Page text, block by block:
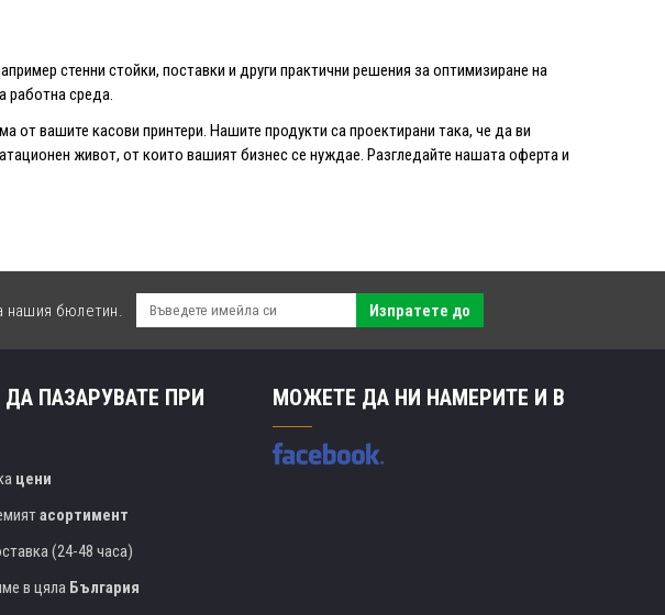
стенни стойки, поставки и други практични решения за оптимизиране на
работна среда.
от вашите касови принтери. Нашите продукти са проектирани така, че да ви
живот, от които вашият бизнес се нуждае. Разгледайте нашата оферта и
нашия бюлетин. Изпратете до
ПАЗАРУВАТЕ ПРИ
цени
асортимент
(24-48 часа)
в цяла България
МОЖЕТЕ ДА НИ НАМЕРИТЕ И В